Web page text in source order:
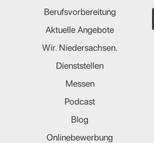
Berufsvorbereitung
Aktuelle Angebote
Wir. Niedersachsen.
Dienststellen
Messen
Podcast
Blog
Onlinebewerbung